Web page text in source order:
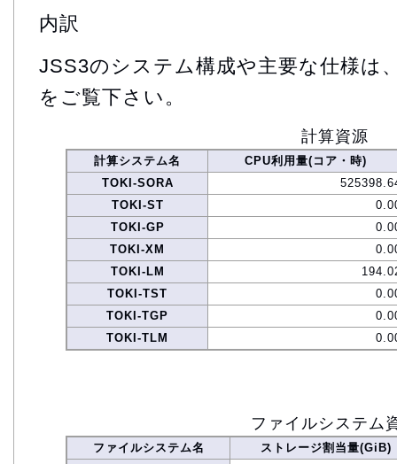
内訳
JSS3のシステム構成や主要な仕様は
をご覧下さい。
計算資源
計算システム名
CPU利用量(コア・時)
TOKI-SORA
TOKI-ST
TOKI-GP
TOKI-XM
TOKI-LM
TOKI-TST
TOKI-TGP
TOKI-TLM
ファイルシステム
ファイルシステム名
ストレージ割当量(GiB)